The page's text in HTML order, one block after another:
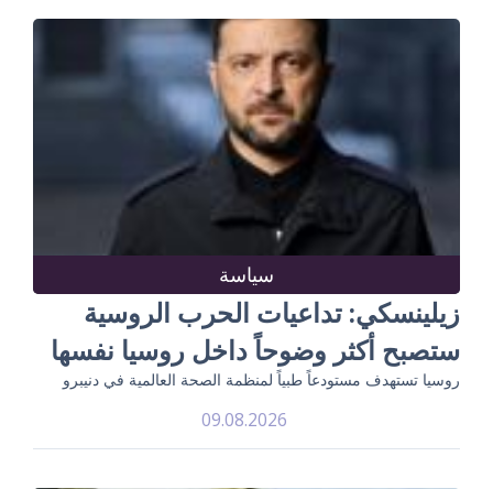
سياسة
زيلينسكي: تداعيات الحرب الروسية
ستصبح أكثر وضوحاً داخل روسيا نفسها
روسيا تستهدف مستودعاً طبياً لمنظمة الصحة العالمية في دنيبرو
09.08.2026